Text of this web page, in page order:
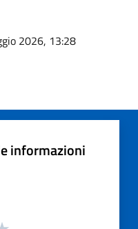
2026, 13:28
informazioni